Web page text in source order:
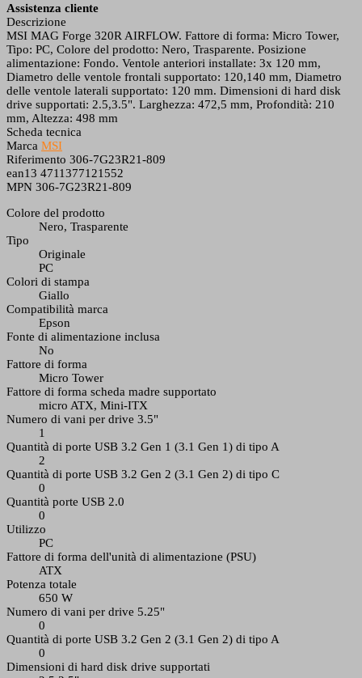
Assistenza cliente
Descrizione
MSI MAG Forge 320R AIRFLOW. Fattore di forma: Micro Tower,
Tipo: PC, Colore del prodotto: Nero, Trasparente. Posizione
alimentazione: Fondo. Ventole anteriori installate: 3x 120 mm,
Diametro delle ventole frontali supportato: 120,140 mm, Diametro
delle ventole laterali supportato: 120 mm. Dimensioni di hard disk
drive supportati: 2.5,3.5". Larghezza: 472,5 mm, Profondità: 210
mm, Altezza: 498 mm
Scheda tecnica
Marca MSI
Riferimento 306-7G23R21-809
ean13 4711377121552
MPN 306-7G23R21-809
Colore del prodotto
Nero, Trasparente
Tipo
Originale
PC
Colori di stampa
Giallo
Compatibilità marca
Epson
Fonte di alimentazione inclusa
No
Fattore di forma
Micro Tower
Fattore di forma scheda madre supportato
micro ATX, Mini-ITX
Numero di vani per drive 3.5"
1
Quantità di porte USB 3.2 Gen 1 (3.1 Gen 1) di tipo A
2
Quantità di porte USB 3.2 Gen 2 (3.1 Gen 2) di tipo C
0
Quantità porte USB 2.0
0
Utilizzo
PC
Fattore di forma dell'unità di alimentazione (PSU)
ATX
Potenza totale
650 W
Numero di vani per drive 5.25"
0
Quantità di porte USB 3.2 Gen 2 (3.1 Gen 2) di tipo A
0
Dimensioni di hard disk drive supportati